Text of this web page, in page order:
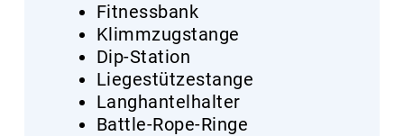
Fitnessbank
Klimmzugstange
Dip-Station
Liegestützestange
Langhantelhalter
Battle-Rope-Ringe